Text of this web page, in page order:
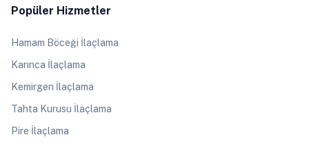
Popüler Hizmetler
Hamam Böceği İlaçlama
Karınca İlaçlama
Kemirgen İlaçlama
Tahta Kurusu İlaçlama
Pire İlaçlama